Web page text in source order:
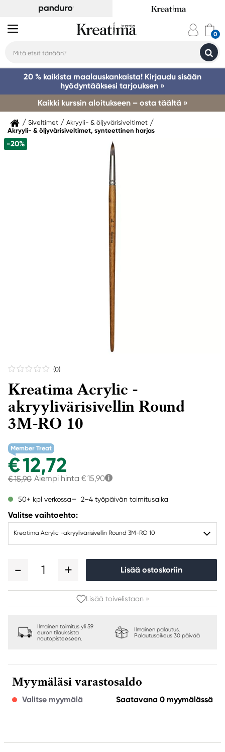
20 % kaikista maalauskankaista! Kirjaudu sisään
hyödyntääksesi tarjouksen »
Kaikki kurssin aloitukseen – osta täältä »
Siveltimet
Akryyli- & öljyvärisiveltimet
Akryyli- & öljyvärisiveltimet, synteettinen harjas
-20%
(0)
Kreatima Acrylic -
akryylivärisivellin Round
3M-RO 10
Member Treat
€ 12,72
€ 15,90 Aiempi hinta € 15,90
50+ kpl verkossa 2–4 työpäivän toimitusaika
Valitse vaihtoehto:
Kreatima Acrylic -akryylivärisivellin Round 3M-RO 10
1 Lisää ostoskoriin
Lisää toivelistaan »
Ilmainen toimitus yli 59
euron tilauksista
noutopisteeseen.
Ilmainen palautus.
Palautusoikeus 30 päivää
Myymäläsi varastosaldo
Valitse myymälä Saatavana 0 myymälässä